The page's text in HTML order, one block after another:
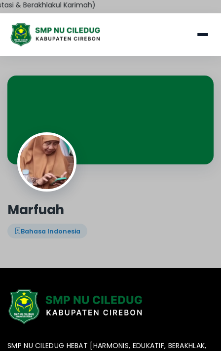
& Berakhlakul Karimah)
Marfuah
Bahasa Indonesia
SMP NU CILEDUG HEBAT [HARMONIS, EDUKATIF, BERAKHLAK,